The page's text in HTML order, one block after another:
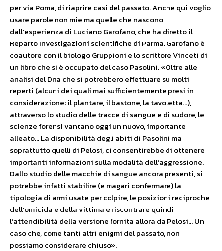
per via Poma, di riaprire casi del passato. Anche qui voglio
usare parole non mie ma quelle che nascono
dall’esperienza di Luciano Garofano, che ha diretto il
Reparto Investigazioni scientifiche di Parma. Garofano è
coautore con il biologo Gruppioni e lo scrittore Vinceti di
un libro che si è occupato del caso Pasolini. «Oltre alle
analisi del Dna che si potrebbero effettuare su molti
reperti (alcuni dei quali mai sufficientemente presi in
considerazione: il plantare, il bastone, la tavoletta…),
attraverso lo studio delle tracce di sangue e di sudore, le
scienze forensi vantano oggi un nuovo, importante
alleato… La disponibilità degli abiti di Pasolini ma
soprattutto quelli di Pelosi, ci consentirebbe di ottenere
importanti informazioni sulla modalità dell’aggressione.
Dallo studio delle macchie di sangue ancora presenti, si
potrebbe infatti stabilire (e magari confermare) la
tipologia di armi usate per colpire, le posizioni reciproche
dell’omicida e della vittima e riscontrare quindi
l’attendibilità della versione fornita allora da Pelosi… Un
caso che, come tanti altri enigmi del passato, non
possiamo considerare chiuso».